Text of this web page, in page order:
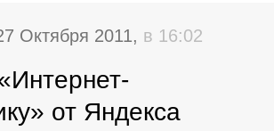
Октября 2011, в 16:02
от Яндекса